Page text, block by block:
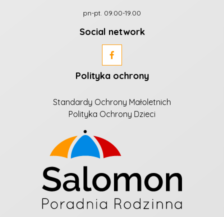
pn-pt. 09.00-19.00
Social network
Polityka ochrony
Standardy Ochrony Małoletnich
Polityka Ochrony Dzieci